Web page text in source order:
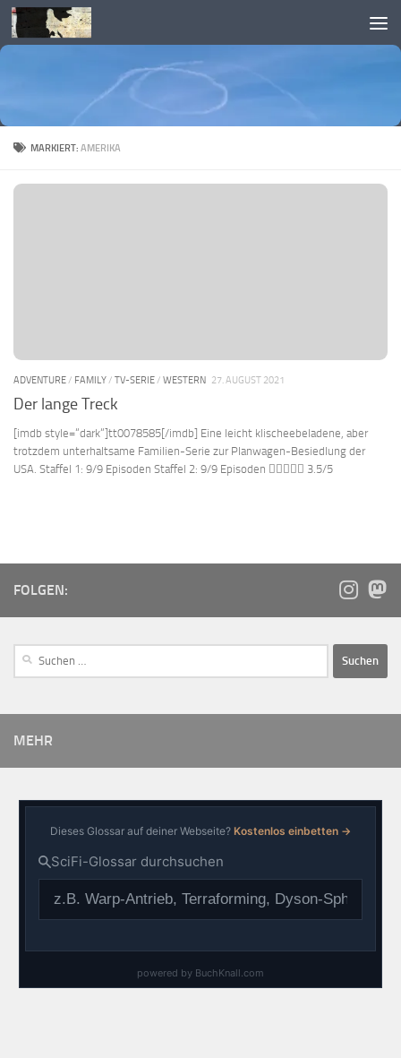
Skip to content
MARKIERT:AMERIKA
ADVENTURE/ FAMILY/ TV-SERIE/ WESTERN 27. AUGUST 2021
Der lange Treck
[imdb style=“dark“]tt0078585[/imdb] Eine leicht klischeebeladene, aber
trotzdem unterhaltsame Familien-Serie zur Planwagen-Besiedlung der
USA. Staffel 1: 9/9 Episoden Staffel 2: 9/9 Episoden  3.5/5
FOLGEN:
MEHR